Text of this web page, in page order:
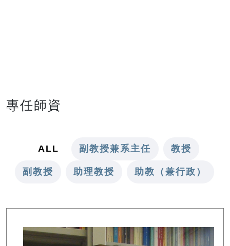
專任師資
ALL 副教授兼系主任 教授
副教授 助理教授 助教（兼行政）